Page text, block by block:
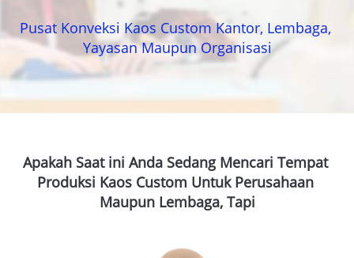
Pusat Konveksi Kaos Custom Kantor, Lembaga,
Yayasan Maupun Organisasi
Apakah Saat ini Anda Sedang Mencari Tempat
Produksi Kaos Custom Untuk Perusahaan
Maupun Lembaga, Tapi